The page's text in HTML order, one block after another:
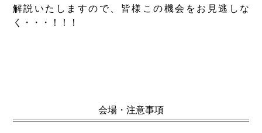
解説いたしますので、皆様この機会をお見逃しな
く・・・！！！
会場・注意事項